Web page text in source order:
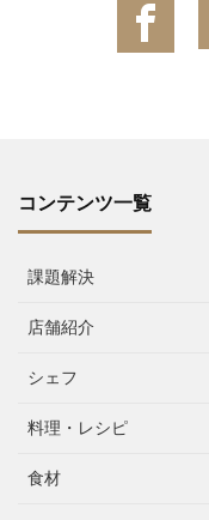
コンテンツ一覧
課題解決
店舗紹介
シェフ
料理・レシピ
食材